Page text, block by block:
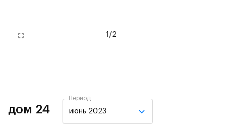
1 /2
дом 24
Период
июнь 2023